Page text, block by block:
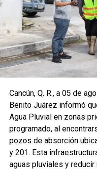
Cancún, Q. R., a 05 de
Benito Juárez informó
Agua Pluvial en zonas
programado, al
pozos de absorción
y 201. Esta
aguas pluviales y